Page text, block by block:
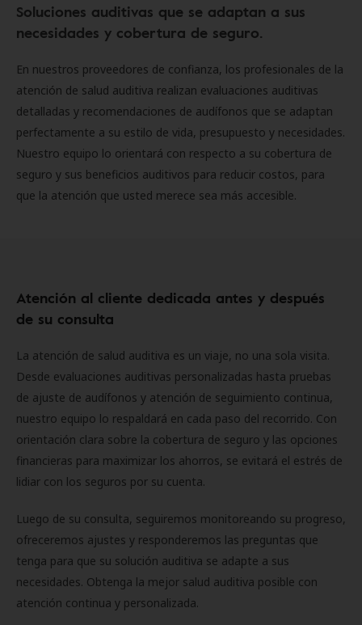
Soluciones auditivas que se adaptan a sus
necesidades y cobertura de seguro.
En nuestros proveedores de confianza, los profesionales de la
atención de salud auditiva realizan evaluaciones auditivas
detalladas y recomendaciones de audífonos que se adaptan
perfectamente a su estilo de vida, presupuesto y necesidades.
Nuestro equipo lo orientará con respecto a su cobertura de
seguro y sus beneficios auditivos para reducir costos, para
que la atención que usted merece sea más accesible.
Atención al cliente dedicada antes y después
de su consulta
La atención de salud auditiva es un viaje, no una sola visita.
Desde evaluaciones auditivas personalizadas hasta pruebas
de ajuste de audífonos y atención de seguimiento continua,
nuestro equipo lo respaldará en cada paso del recorrido. Con
orientación clara sobre la cobertura de seguro y las opciones
financieras para maximizar los ahorros, se evitará el estrés de
lidiar con los seguros por su cuenta.
Luego de su consulta, seguiremos monitoreando su progreso,
ofreceremos ajustes y responderemos las preguntas que
tenga para que su solución auditiva se adapte a sus
necesidades. Obtenga la mejor salud auditiva posible con
atención continua y personalizada.